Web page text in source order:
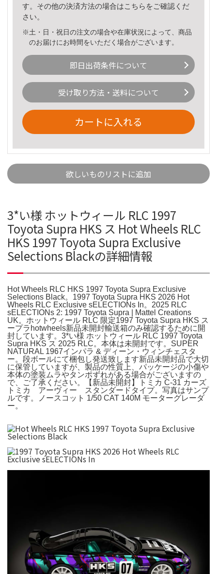
す。その他の決済方法の場合はこちら をご確認くだ
さい。
※土・日・祝日の注文の場合や在庫状況によって、商品
のお届けにお時間をいただく場合がございます。
即日出荷条件について
受け取り方法・送料について
カートに入れる
欲しいものリストに追加
3*い様 ホットウィール RLC 1997
Toyota Supra HKS ス Hot Wheels RLC
HKS 1997 Toyota Supra Exclusive
Selections Blackの詳細情報
Hot Wheels RLC HKS 1997 Toyota Supra Exclusive
Selections Black。1997 Toyota Supra HKS 2026 Hot
Wheels RLC Exclusive sELECTIONs In。2025 RLC
sELECTIONs 2: 1997 Toyota Supra | Mattel Creations
UK。ホットウィール RLC 限定1997 Toyota Supra HKS ス
ープラhotwheels新品未開封輸送箱のみ確認するために開
封しています。3*い様 ホットウィール RLC 1997 Toyota
Supra HKS ス 2025 RLC。本体は未開封です。SUPER
NATURAL 1967インパラ & ディーン・ウィンチェスタ
ー。段ボールにて梱包し発送致します新品未開封品で大切
に保管していますが、製品の性質上、パッケージの小傷や
本体の塗装ムラやタンポずれがある場合がございますの
で、ご了承ください。【新品未開封】トミカ C-31 カーズ
トミカ アーヴィー スタンダードタイプ。写真はサンプ
ルです。ノースコット 1/50 CAT 140M モーターグレーダ
ー。